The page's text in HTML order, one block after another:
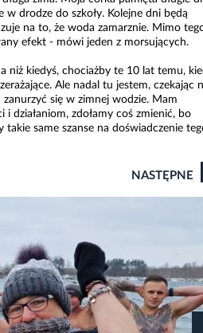
drodze do szkoły. Kolejne dni będą
na to, że woda zamarznie. Mimo
efekt - mówi jeden z morsujących.
niż kiedyś, chociażby te 10 lat temu,
Ale nadal tu jestem, czekając
się w zimnej wodzie. Mam
i działaniom, zdołamy coś zmienić, bo
takie same szanse na doświadczenie
NASTĘPNE